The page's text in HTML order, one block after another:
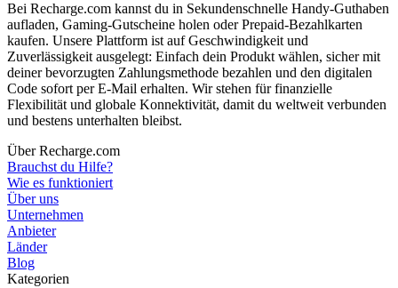
Bei Recharge.com kannst du in Sekundenschnelle Handy-Guthaben
aufladen, Gaming-Gutscheine holen oder Prepaid-Bezahlkarten
kaufen. Unsere Plattform ist auf Geschwindigkeit und
Zuverlässigkeit ausgelegt: Einfach dein Produkt wählen, sicher mit
deiner bevorzugten Zahlungsmethode bezahlen und den digitalen
Code sofort per E-Mail erhalten. Wir stehen für finanzielle
Flexibilität und globale Konnektivität, damit du weltweit verbunden
und bestens unterhalten bleibst.
Über Recharge.com
Brauchst du Hilfe?
Wie es funktioniert
Über uns
Unternehmen
Anbieter
Länder
Blog
Kategorien